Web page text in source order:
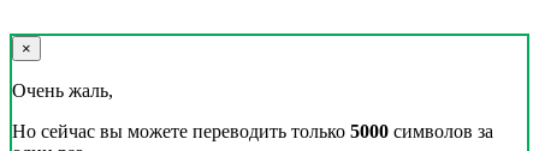
×
Очень жаль,
Но сейчас вы можете переводить только 5000 символов за